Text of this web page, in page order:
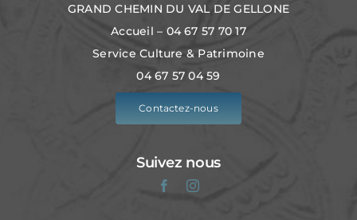
GRAND CHEMIN DU VAL DE GELLONE
Accueil – 04 67 57 70 17
Service Culture & Patrimoine
04 67 57 04 59
Contactez-nous
Suivez nous